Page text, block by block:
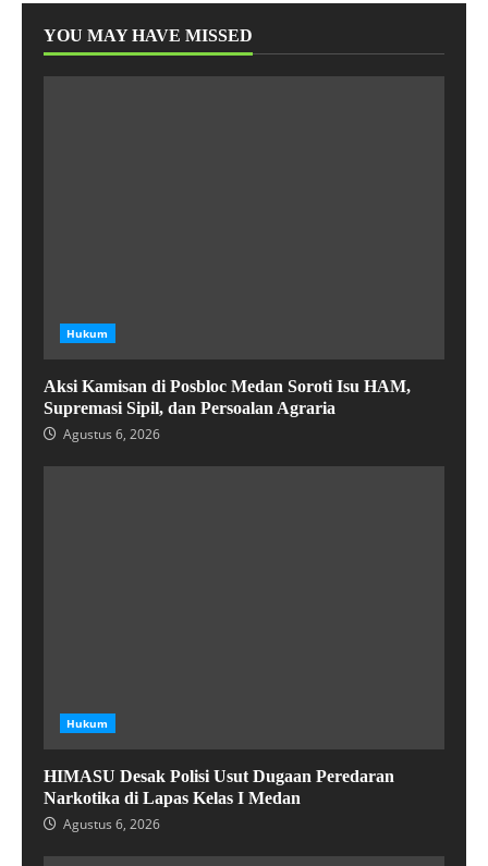
YOU MAY HAVE MISSED
Hukum
Aksi Kamisan di Posbloc Medan Soroti Isu HAM,
Supremasi Sipil, dan Persoalan Agraria
Agustus 6, 2026
Hukum
HIMASU Desak Polisi Usut Dugaan Peredaran
Narkotika di Lapas Kelas I Medan
Agustus 6, 2026